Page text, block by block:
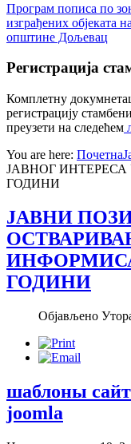
Програм пописа по
изграђених објеката
општине Дољевац
Регистрација
Комплетну
регистрацију
преузети на следећем
You are here: Почетна
ЈАВНОГ
ГОДИНИ
ЈАВНИ
ГОДИНИ
Објављено
шаблоны
joomla